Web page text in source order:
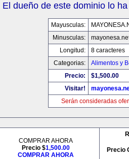
El dueño de este dominio lo
Mayusculas:
Minusculas:
Longitud:
8 caracteres
Categorias:
Alimentos y
Precio:
$1,500.00
Visitar!
Serán consideradas
COMPRAR AHORA
Precio $1,500.00
COMPRAR AHORA
Precio